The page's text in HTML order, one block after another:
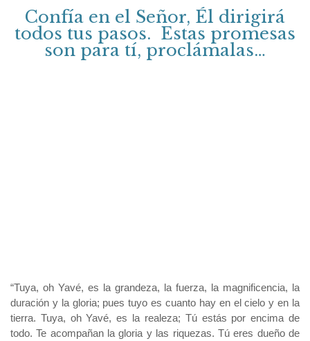
Confía en el Señor, Él dirigirá
todos tus pasos. Estas promesas
son para tí, proclámalas…
“Tuya, oh Yavé, es la grandeza, la fuerza, la magnificencia, la
duración y la gloria; pues tuyo es cuanto hay en el cielo y en la
tierra. Tuya, oh Yavé, es la realeza; Tú estás por encima de
todo. Te acompañan la gloria y las riquezas. Tú eres dueño de